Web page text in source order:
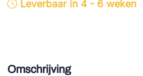
REFFLEX®
Leverbaar in 4 - 6 weken
Omschrijving